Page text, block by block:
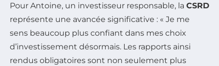
Pour Antoine, un investisseur responsable, la CSRD
représente une avancée significative : « Je me
sens beaucoup plus confiant dans mes choix
d’investissement désormais. Les rapports ainsi
rendus obligatoires sont non seulement plus